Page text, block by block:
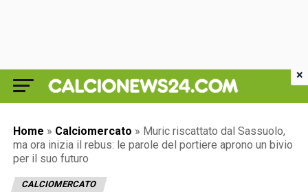
Home » Calciomercato » Muric riscattato dal Sassuolo,
ma ora inizia il rebus: le parole del portiere aprono un bivio
per il suo futuro
CALCIOMERCATO
×